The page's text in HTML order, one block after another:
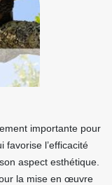
importante pour
favorise l’efficacité
aspect esthétique.
la mise en œuvre